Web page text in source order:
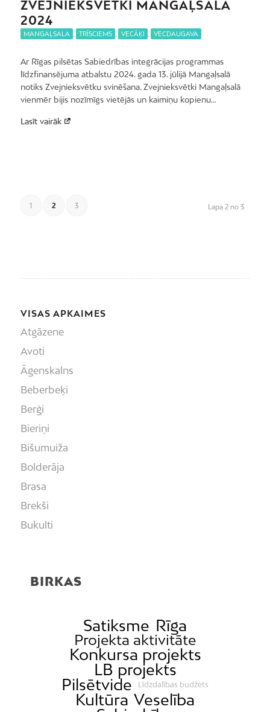
ZVEJNIEKSVĒTKI MANGAĻSALĀ
2024
MANGAĻSALA , TRĪSCIEMS , VECĀĶI , VECDAUGAVA
Ar Rīgas pilsētas Sabiedrības integrācijas programmas
līdzfinansējuma atbalstu 2024. gada 13. jūlijā Mangaļsalā
notiks Zvejnieksvētku svinēšana. Zvejnieksvētki Mangaļsalā
vienmēr bijis nozīmīgs vietējās un kaimiņu kopienu…
Lasīt vairāk
Lapa 2 no 3
1 2 3
VISAS APKAIMES
Atgāzene
Avoti
Āgenskalns
Beberbeķi
Berģi
Bieriņi
Bišumuiža
Bolderāja
Brasa
Brekši
Bukulti
Čiekurkalns
Dzirciems
BIRKAS
Satiksme Rīga
Projekta aktivitāte
Konkursa projekts
LB projekts
Pilsētvide
Līdzdalības budžets
Kultūra Veselība